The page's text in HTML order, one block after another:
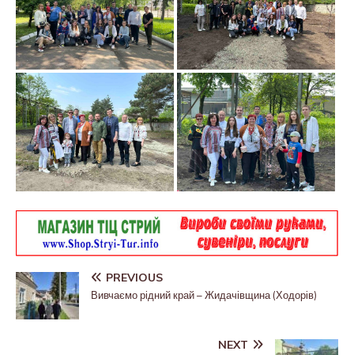
PREVIOUS
Вивчаємо рідний край – Жидачівщина (Ходорів)
NEXT